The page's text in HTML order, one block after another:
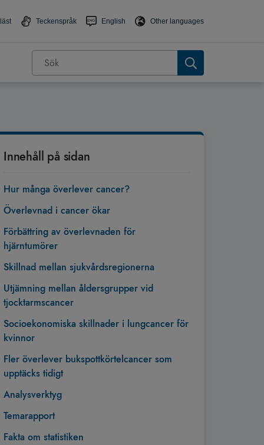
Teckenspråk English Other languages
Innehåll på sidan
Hur många överlever cancer?
Överlevnad i cancer ökar
Förbättring av överlevnaden för
hjärntumörer
Skillnad mellan sjukvårdsregionerna
Utjämning mellan åldersgrupper vid
tjocktarmscancer
Socioekonomiska skillnader i lungcancer för
kvinnor
Fler överlever bukspottkörtelcancer som
upptäcks tidigt
Analysverktyg
Temarapport
Fakta om statistiken